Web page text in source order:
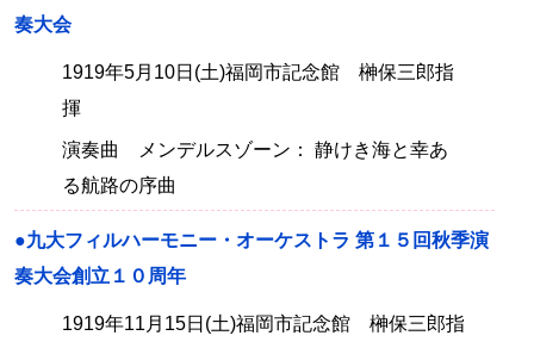
奏大会
1919年5月10日(土)福岡市記念館 榊保三郎指
揮
演奏曲 メンデルスゾーン： 静けき海と幸あ
る航路の序曲
●九大フィルハーモニー・オーケストラ 第１５回秋季演
奏大会創立１０周年
1919年11月15日(土)福岡市記念館 榊保三郎指